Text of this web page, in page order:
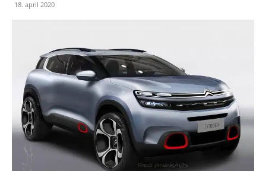
18. april 2020